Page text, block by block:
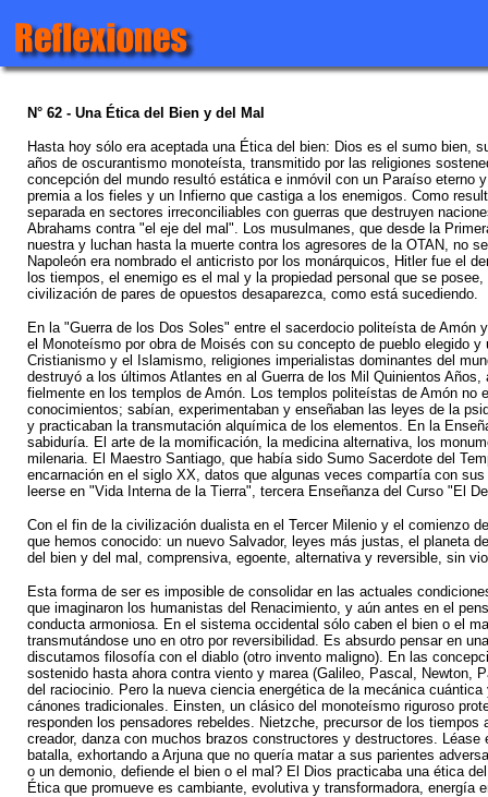
N° 62 - Una Ética del Bien y del Mal
Hasta hoy sólo era aceptada una Ética del bien: Dios es el sumo bien,
años de oscurantismo monoteísta, transmitido por las religiones
concepción del mundo resultó estática e inmóvil con un Paraíso eterno
premia a los fieles y un Infierno que castiga a los enemigos. Como
separada en sectores irreconciliables con guerras que destruyen
Abrahams contra "el eje del mal". Los musulmanes, que desde la
nuestra y luchan hasta la muerte contra los agresores de la OTAN, no
Napoleón era nombrado el anticristo por los monárquicos, Hitler fue el
los tiempos, el enemigo es el mal y la propiedad personal que se
civilización de pares de opuestos desaparezca, como está sucediendo.
En la "Guerra de los Dos Soles" entre el sacerdocio politeísta de
el Monoteísmo por obra de Moisés con su concepto de pueblo elegido
Cristianismo y el Islamismo, religiones imperialistas dominantes del
destruyó a los últimos Atlantes en al Guerra de los Mil Quinientos
fielmente en los templos de Amón. Los templos politeístas de Amón
conocimientos; sabían, experimentaban y enseñaban las leyes de la
y practicaban la transmutación alquímica de los elementos. En la
sabiduría. El arte de la momificación, la medicina alternativa, los
milenaria. El Maestro Santiago, que había sido Sumo Sacerdote del
encarnación en el siglo XX, datos que algunas veces compartía con
leerse en "Vida Interna de la Tierra", tercera Enseñanza del Curso "El
Con el fin de la civilización dualista en el Tercer Milenio y el comienzo
que hemos conocido: un nuevo Salvador, leyes más justas, el planeta
del bien y del mal, comprensiva, egoente, alternativa y reversible, sin
Esta forma de ser es imposible de consolidar en las actuales
que imaginaron los humanistas del Renacimiento, y aún antes en el
conducta armoniosa. En el sistema occidental sólo caben el bien o el
transmutándose uno en otro por reversibilidad. Es absurdo pensar en
discutamos filosofía con el diablo (otro invento maligno). En las
sostenido hasta ahora contra viento y marea (Galileo, Pascal, Newton,
del raciocinio. Pero la nueva ciencia energética de la mecánica
cánones tradicionales. Einsten, un clásico del monoteísmo riguroso
responden los pensadores rebeldes. Nietzche, precursor de los
creador, danza con muchos brazos constructores y destructores.
batalla, exhortando a Arjuna que no quería matar a sus parientes
o un demonio, defiende el bien o el mal? El Dios practicaba una ética
Ética que promueve es cambiante, evolutiva y transformadora, energía